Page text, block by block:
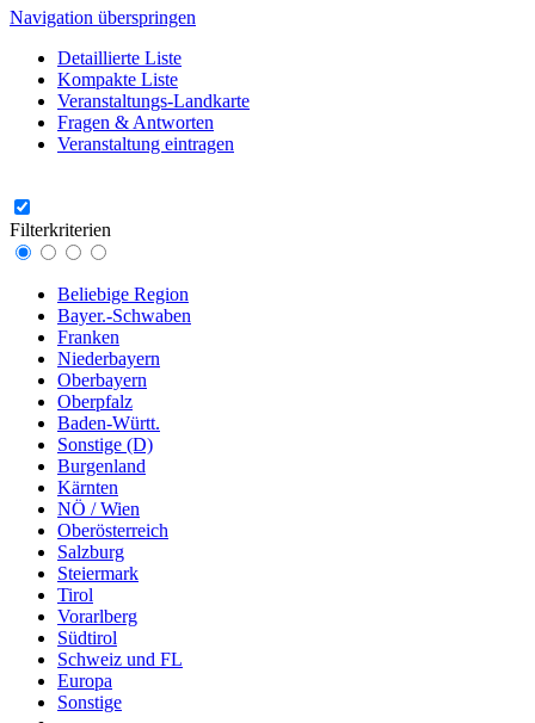
Navigation überspringen
Detaillierte Liste
Kompakte Liste
Veranstaltungs-Landkarte
Fragen & Antworten
Veranstaltung eintragen
Filterkriterien
Beliebige Region
Bayer.-Schwaben
Franken
Niederbayern
Oberbayern
Oberpfalz
Baden-Württ.
Sonstige (D)
Burgenland
Kärnten
NÖ / Wien
Oberösterreich
Salzburg
Steiermark
Tirol
Vorarlberg
Südtirol
Schweiz und FL
Europa
Sonstige